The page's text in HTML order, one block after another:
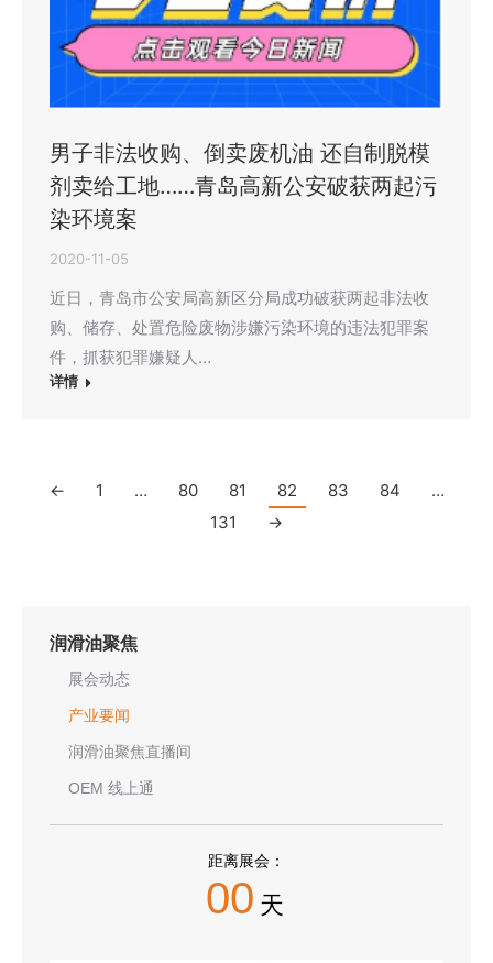
男子非法收购、倒卖废机油 还自制脱模
剂卖给工地……青岛高新公安破获两起污
染环境案
2020-11-05
近日，青岛市公安局高新区分局成功破获两起非法收
购、储存、处置危险废物涉嫌污染环境的违法犯罪案
件，抓获犯罪嫌疑人…
详情
← 1 … 80 81 82 83 84
…
131
→
润滑油聚焦
展会动态
产业要闻
润滑油聚焦直播间
OEM 线上通
距离展会：
00 天